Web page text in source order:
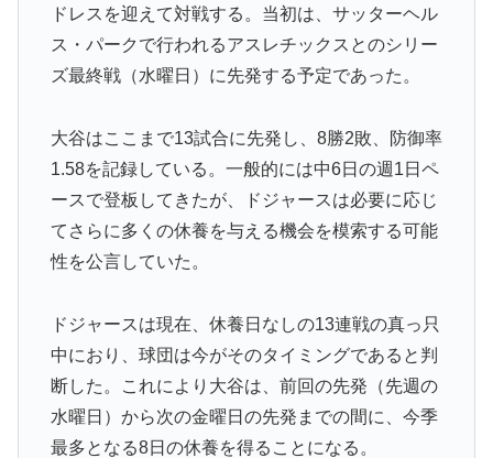
▶
【激震】韓国人「韓国サッカー協会、W杯・五輪で複数
回の性接待を行い審判を買収していたことが発覚…（ﾌﾞ
ﾙﾌﾞﾙ」＝韓国の反応
外国人「お前ら日本のアルフォートというチョコレート
知ってる？」
海外「もう日本を離れるなよ！」 助っ人外国人にも敬
決定的に！メディカル検査をパス！現地サポが歓迎！ア
ーセナルファンも祝福！【海外の反応】
▶ 「二人は父も母も同じきょうだいだった」2002年と
けたDNA検査
ドレスを迎えて対戦する。当初は、サッターヘル
ス・パークで行われるアスレチックスとのシリー
ズ最終戦（水曜日）に先発する予定であった。
大谷はここまで13試合に先発し、8勝2敗、防御率
1.58を記録している。一般的には中6日の週1日ペ
ースで登板してきたが、ドジャースは必要に応じ
てさらに多くの休養を与える機会を模索する可能
性を公言していた。
ドジャースは現在、休養日なしの13連戦の真っ只
中におり、球団は今がそのタイミングであると判
断した。これにより大谷は、前回の先発（先週の
水曜日）から次の金曜日の先発までの間に、今季
最多となる8日の休養を得ることになる。